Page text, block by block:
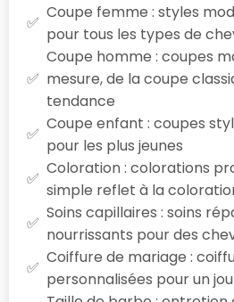
Coupe femme : styles
pour tous les types de
Coupe homme : coupes
mesure, de la coupe
tendance
Coupe enfant : coupes
pour les plus jeunes
Coloration : colorations
simple reflet à la
Soins capillaires : soins
nourrissants pour des
Coiffure de mariage :
personnalisées pour un